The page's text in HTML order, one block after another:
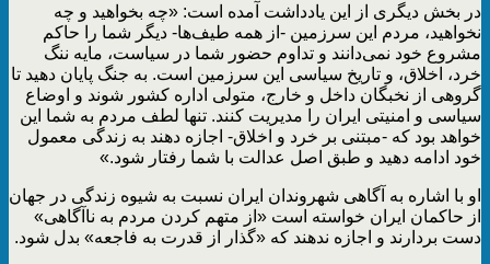
در بخش دیگری از این یادداشت آمده است: «چه بخواهید و چه
نخواهید، مردم این سرزمین -از همه‌ طیف‌ها- دیگر شما را حاکم
مشروع خود نمی‌دانند و تداوم حضور شما در سیاست، مایه‌ ننگ
خرد، اخلاق، و تاریخ سیاسی این سرزمین است. به جنگ پایان دهید تا
گروهی از نخبگان داخل و خارج، متولی اداره‌ کشور شوند و اوضاع
سیاسی و امنیتی ایران را مدیریت کنند. تنها لطف مردم به شما این
خواهد بود که -مبتنی بر خرد و اخلاق- اجازه دهند به زندگی معمول
خود ادامه دهید و طبق اصل عدالت با شما رفتار شود.»
او با اشاره به آگاهی شهروندان ایران نسبت به شیوه زندگی در جهان
از حاکمان ایران خواسته است «از متهم کردن مردم به ناآگاهی»
دست بردارند و اجازه ندهند که «گذار از قدرت به فاجعه» بدل شود.